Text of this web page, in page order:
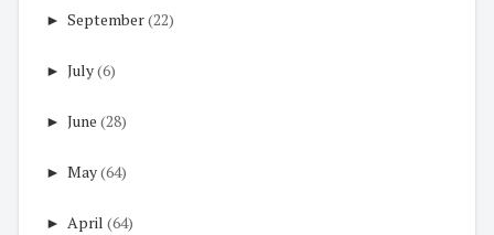
► September(22)
► July(6)
► June (28)
► May(64)
► April (64)